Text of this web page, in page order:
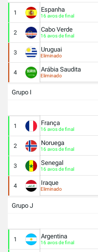
1 Espanha
16 avos de final
2 Cabo Verde
16 avos de final
3 Uruguai
Eliminado
4 Arábia Saudita
Eliminado
Grupo I
1 França
16 avos de final
2 Noruega
16 avos de final
3 Senegal
16 avos de final
4 Iraque
Eliminado
Grupo J
1 Argentina
16 avos de final